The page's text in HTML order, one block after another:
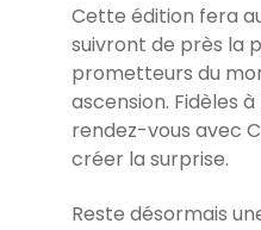
Cette édition fera
suivront de près la
prometteurs du
ascension. Fidèles
rendez-vous avec
créer la surprise.
Reste désormais